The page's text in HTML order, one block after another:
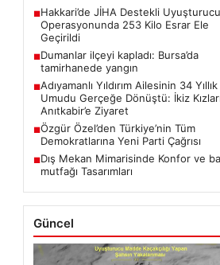
■Hakkari’de JİHA Destekli Uyuşturucu
Operasyonunda 253 Kilo Esrar Ele
Geçirildi
■Dumanlar ilçeyi kapladı: Bursa’da
tamirhanede yangın
■Adıyamanlı Yıldırım Ailesinin 34 Yıllık
Umudu Gerçeğe Dönüştü: İkiz
Anıtkabir’e Ziyaret
■Özgür Özel’den Türkiye’nin Tüm
Demokratlarına Yeni Parti Çağrısı
■Dış Mekan Mimarisinde Konfor ve
mutfağı Tasarımları
Güncel